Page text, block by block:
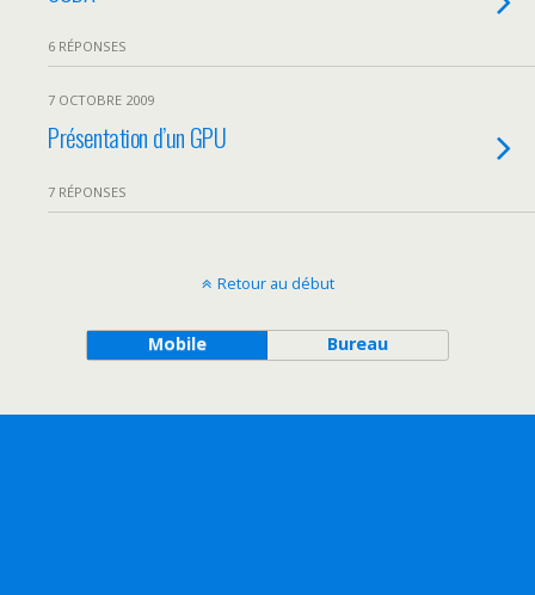
6 RÉPONSES
7 OCTOBRE 2009
Présentation d’un GPU
7 RÉPONSES
Retour au début
Mobile Bureau